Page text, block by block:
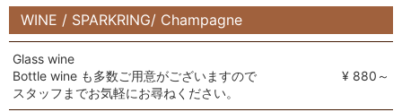
WINE / SPARKRING/ Champagne
Glass wine
Bottle wine も多数ご用意がございますので
スタッフまでお気軽にお尋ねください。
¥ 880～